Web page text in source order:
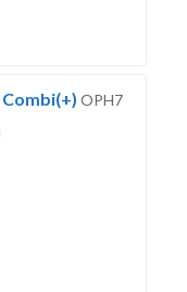
OPH7